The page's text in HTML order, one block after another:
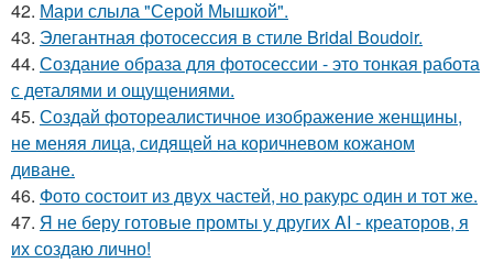
42. Мари слыла "Серой Мышкой".
43. Элегантная фотосессия в стиле Bridal Boudoir.
44. Создание образа для фотосессии - это тонкая работа
с деталями и ощущениями.
45. Создай фотореалистичное изображение женщины,
не меняя лица, сидящей на коричневом кожаном
диване.
46. Фото состоит из двух частей, но ракурс один и тот же.
47. Я не беру готовые промты у других AI - креаторов, я
их создаю лично!